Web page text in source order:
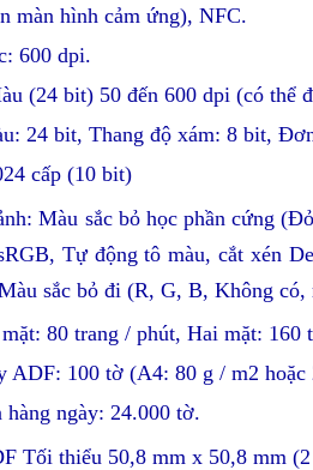
màn hình cảm ứng), NFC.
600 dpi.
(24 bit) 50 đến 600 dpi (có
24 bit, Thang độ xám: 8 bit,
cấp (10 bit)
Màu sắc bỏ học phần cứng
Tự động tô màu, cắt xén
sắc bỏ đi (R, G, B, Không
80 trang / phút, Hai mặt: 160
ADF: 100 tờ (A4: 80 g / m2 hoặc
​​hàng ngày: 24.000 tờ.
Tối thiểu 50,8 mm x 50,8 mm